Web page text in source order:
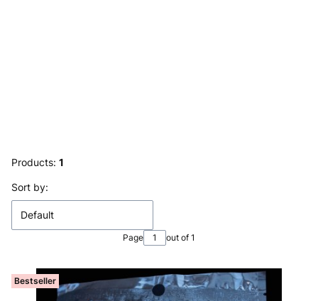
Products: 1
List of products
Sort by:
Default
Page out of 1
Bestseller